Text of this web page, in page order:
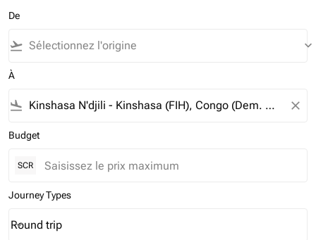
De
flight_takeoff keyboard_arrow_down
À
flight_land close
Budget
SCR
Journey Types
Journey Types option Round trip Selected
Round trip
keyboard_arrow_down